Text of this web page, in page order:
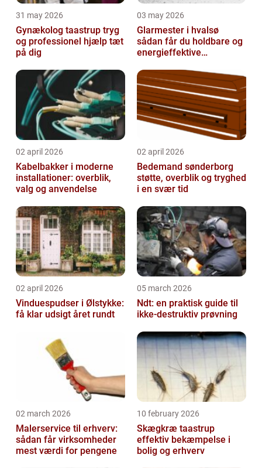
31 may 2026
Gynækolog taastrup tryg
og professionel hjælp tæt
på dig
03 may 2026
Glarmester i hvalsø
sådan får du holdbare og
energieffektive
02 april 2026
Kabelbakker i moderne
installationer: overblik,
valg og anvendelse
02 april 2026
Bedemand sønderborg
støtte, overblik og tryghed
i en svær tid
02 april 2026
Vinduespudser i Ølstykke:
få klar udsigt året rundt
05 march 2026
Ndt: en praktisk guide til
ikke-destruktiv prøvning
02 march 2026
Malerservice til erhverv:
sådan får virksomheder
mest værdi for pengene
10 february 2026
Skægkræ taastrup
effektiv bekæmpelse i
bolig og erhverv